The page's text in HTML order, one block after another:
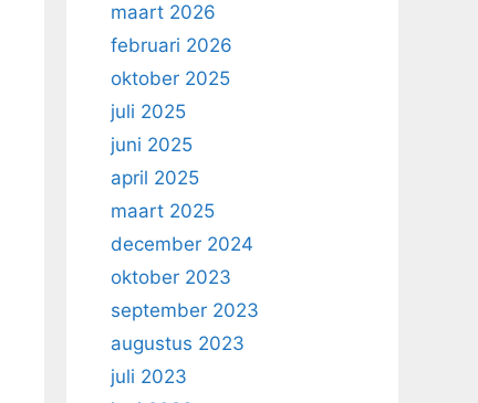
maart 2026
februari 2026
oktober 2025
juli 2025
juni 2025
april 2025
maart 2025
december 2024
oktober 2023
september 2023
augustus 2023
juli 2023